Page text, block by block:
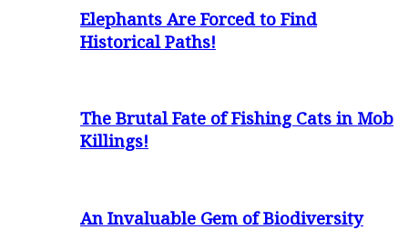
Elephants Are Forced to Find
Historical Paths!
The Brutal Fate of Fishing Cats in Mob
Killings!
An Invaluable Gem of Biodiversity